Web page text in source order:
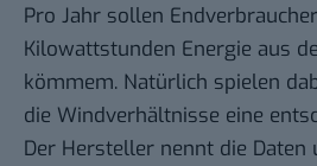
Pro Jahr sollen
Kilowattstunden Energie aus
kömmem. Natürlich spielen
die Windverhältnisse eine
Der Hersteller nennt die